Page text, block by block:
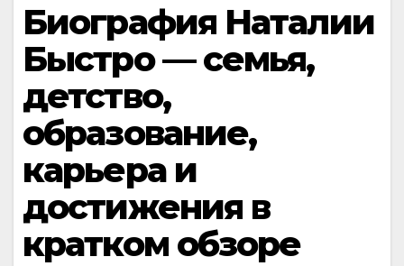
Биография Наталии
Быстро — семья,
детство,
образование,
карьера и
достижения в
кратком обзоре